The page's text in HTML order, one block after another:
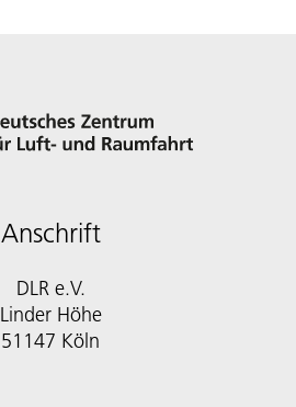
Anschrift
DLR e.V.
Linder Höhe
51147 Köln